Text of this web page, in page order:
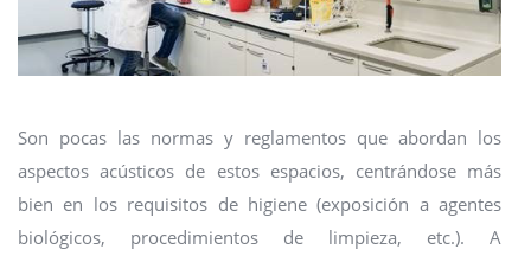
Son pocas las normas y reglamentos que abordan los
aspectos acústicos de estos espacios, centrándose más
bien en los requisitos de higiene (exposición a agentes
biológicos, procedimientos de limpieza, etc.). A